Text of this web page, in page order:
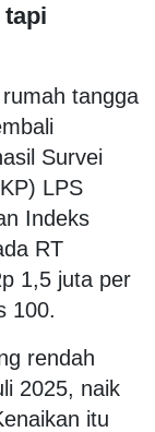
tapi
tangga
Survei
LPS
Indeks
RT
1,5 juta per
100.
rendah
2025, naik
itu